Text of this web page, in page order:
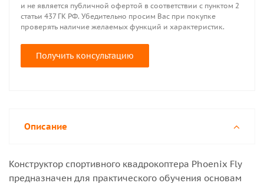
и не является публичной офертой в соответствии с пунктом 2
статьи 437 ГК РФ. Убедительно просим Вас при покупке
проверять наличие желаемых функций и характеристик.
Получить консультацию
Описание
Конструктор спортивного квадрокоптера Phoenix Fly
предназначен для практического обучения основам